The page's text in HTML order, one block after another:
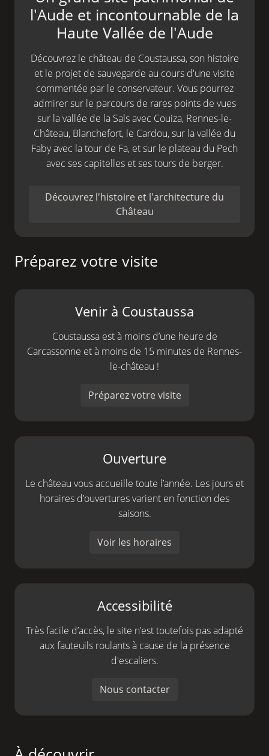
l'Aude et incontournable de la
Haute Vallée de l'Aude
Découvrez le château de Coustaussa, son histoire
et le projet de sauvegarde au cours d'une visite
commentée par le conservateur. Vous pourrez
admirer sur le parcours de rares points de vues
sur la vallée de la Sals avec Couiza, Rennes-le-
Château, Blanchefort, le Cardou, sur la vallée du
Faby avec la tour de Fa, et sur le plateau du Pech
avec ses capitelles et ses tours de berger.
Découvrez l'histoire et l'architecture du
Château
Préparez votre visite
Venir à Coustaussa
Coustaussa est à moins d’une heure de
Carcassonne et à moins de 15 minutes de Rennes-
le-château !
Préparez votre visite
Ouverture
Le château vous accueille toute l’année. Les jours et
horaires d’ouvertures varient en fonction des
saisons.
Voir les horaires
Accessibilité
Très facile d’accès, le site n’est toutefois pas adapté
aux fauteuils roulants à cause de la présence
d'escaliers.
Nous contacter